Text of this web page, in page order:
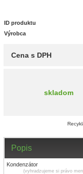
ID produktu
Výrobca
Cena s DPH
skladom
Popis
Kondenzátor
(vyhradzujeme si právo